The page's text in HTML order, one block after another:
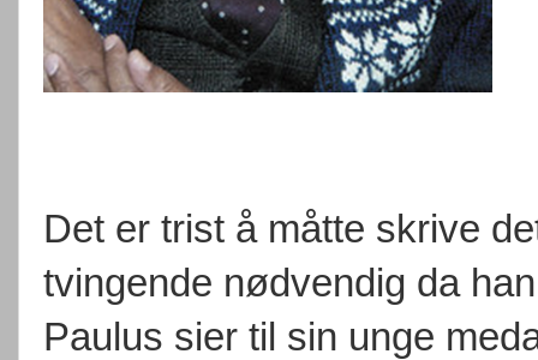
Det er trist å måtte skrive
tvingende nødvendig da
Paulus sier til sin unge